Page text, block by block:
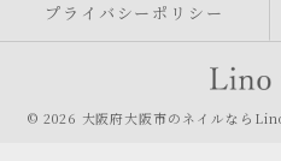
プライバシーポリシー
© 2026 大阪府大阪市のネイルなら